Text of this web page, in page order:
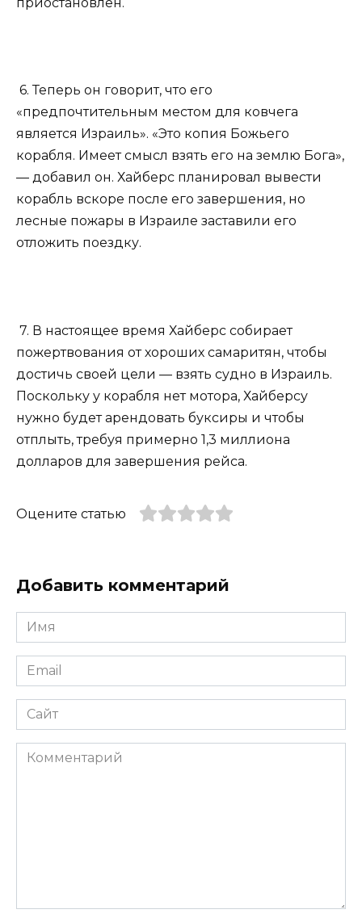
6. Теперь он говорит, что его
«предпочтительным местом для ковчега
является Израиль». «Это копия Божьего
корабля. Имеет смысл взять его на землю Бога»,
— добавил он. Хайберс планировал вывести
корабль вскоре после его завершения, но
лесные пожары в Израиле заставили его
отложить поездку.
7. В настоящее время Хайберс собирает
пожертвования от хороших самаритян, чтобы
достичь своей цели — взять судно в Израиль.
Поскольку у корабля нет мотора, Хайберсу
нужно будет арендовать буксиры и чтобы
отплыть, требуя примерно 1,3 миллиона
долларов для завершения рейса.
Оцените статью
Добавить комментарий
Имя
*
Email
*
Сайт
Комментарий